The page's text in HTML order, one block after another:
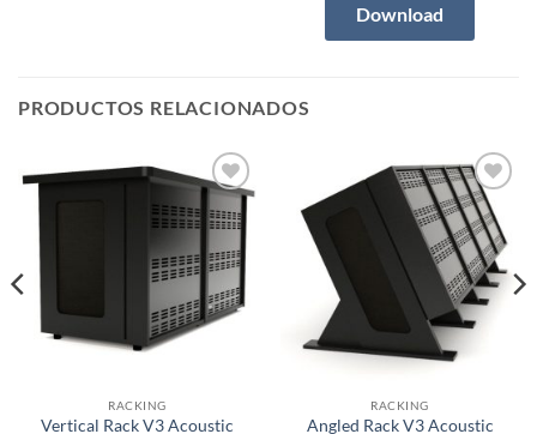
Download
PRODUCTOS RELACIONADOS
a la
deseos
RACKING
Vertical Rack V3 Acoustic
Añadir
a la
lista de
deseos
RACKING
Angled Rack V3 Acoustic